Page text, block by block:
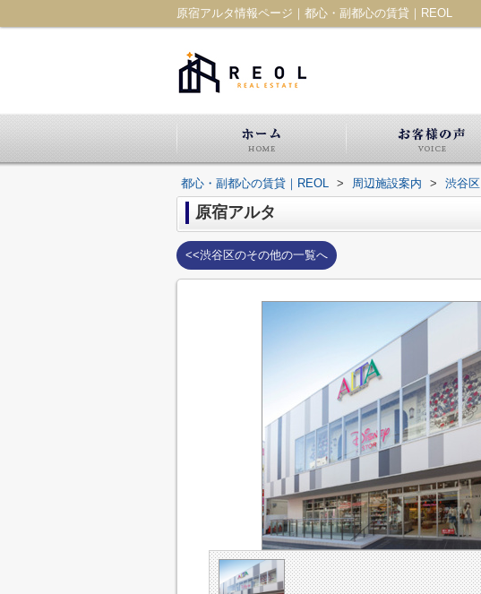
原宿アルタ情報ページ｜都心・副都心の賃貸｜REOL
都心・副都心の賃貸｜REOL > 周辺施設案内 > 渋谷区
原宿アルタ
<<渋谷区のその他の一覧へ